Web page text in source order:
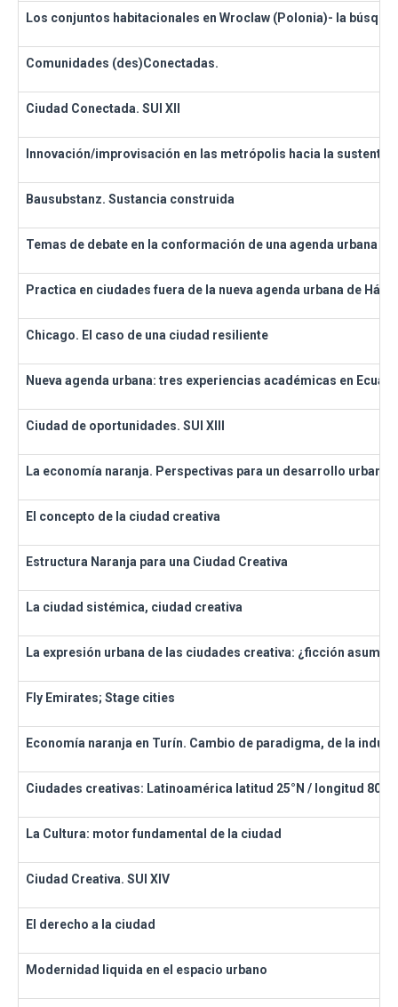
Los conjuntos habitacionales en Wroclaw (Polonia)- la
Comunidades (des)Conectadas.
Ciudad Conectada. SUI XII
Innovación/improvisación en las metrópolis hacia la
Bausubstanz. Sustancia construida
Temas de debate en la conformación de una agenda urbana
Practica en ciudades fuera de la nueva agenda urbana de
Chicago. El caso de una ciudad resiliente
Nueva agenda urbana: tres experiencias académicas en
Ciudad de oportunidades. SUI XIII
La economía naranja. Perspectivas para un desarrollo urbano
El concepto de la ciudad creativa
Estructura Naranja para una Ciudad Creativa
La ciudad sistémica, ciudad creativa
La expresión urbana de las ciudades creativa: ¿ficción
Fly Emirates; Stage cities
Economía naranja en Turín. Cambio de paradigma, de la
Ciudades creativas: Latinoamérica latitud 25°N / longitud 80° O
La Cultura: motor fundamental de la ciudad
Ciudad Creativa. SUI XIV
El derecho a la ciudad
Modernidad liquida en el espacio urbano